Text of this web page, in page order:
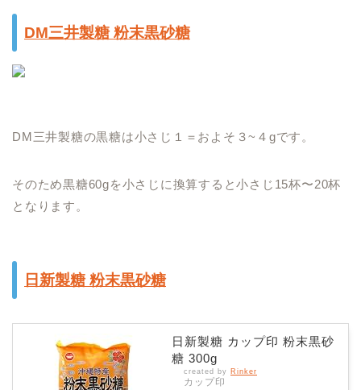
DM三井製糖 粉末黒砂糖
DM三井製糖の黒糖は小さじ１＝およそ３~４gです。
そのため黒糖60gを小さじに換算すると小さじ15杯〜20杯
となります。
日新製糖 粉末黒砂糖
日新製糖 カップ印 粉末黒砂
糖 300g
created by Rinker
カップ印